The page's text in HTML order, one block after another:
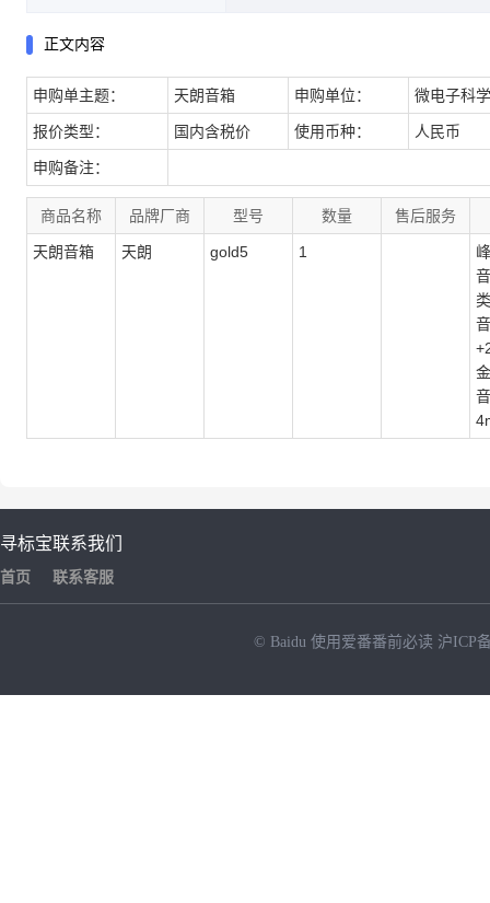
正文内容
申购单主题： 天朗音箱 申购单位： 微电子科
报价类型： 国内含税价 使用币种： 人民币
申购备注：
商品名称 品牌厂商 型号 数量 售后服务
天朗音箱 天朗 gold5 1
寻标宝
首页
联系我们
联系客服
© Baidu 使用爱番番前必读 沪ICP